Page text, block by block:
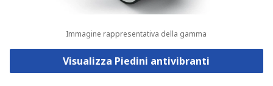
Immagine rappresentativa della gamma
Visualizza Piedini antivibranti